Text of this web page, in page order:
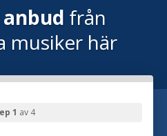
från
musiker här
1 av 4